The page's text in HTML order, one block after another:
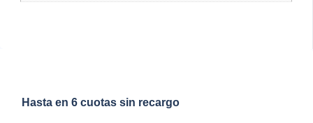
Hasta en 6 cuotas sin recargo